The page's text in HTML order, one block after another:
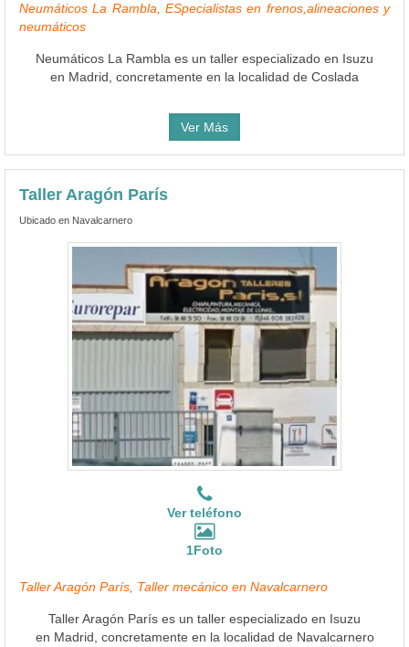
Neumáticos La Rambla, ESpecialistas en frenos,alineaciones y
neumáticos
Neumáticos La Rambla es un taller especializado en Isuzu
en Madrid, concretamente en la localidad de Coslada
Ver Más
Taller Aragón París
Ubicado en Navalcarnero
Ver teléfono
1Foto
Taller Aragón París, Taller mecánico en Navalcarnero
Taller Aragón París es un taller especializado en Isuzu
en Madrid, concretamente en la localidad de Navalcarnero